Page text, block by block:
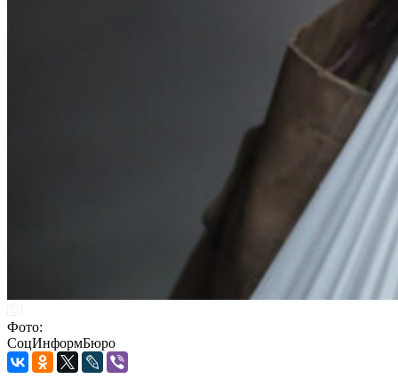
Фото:
СоцИнформБюро